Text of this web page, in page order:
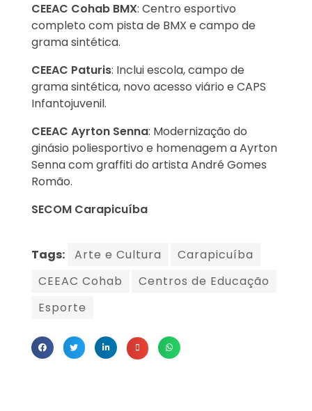
CEEAC Cohab BMX: Centro esportivo
completo com pista de BMX e campo de
grama sintética.
CEEAC Paturis: Inclui escola, campo de
grama sintética, novo acesso viário e CAPS
Infantojuvenil.
CEEAC Ayrton Senna: Modernização do
ginásio poliesportivo e homenagem a Ayrton
Senna com graffiti do artista André Gomes
Romão.
SECOM Carapicuíba
Tags: Arte e Cultura
Carapicuíba
CEEAC Cohab
Centros de Educação
Esporte